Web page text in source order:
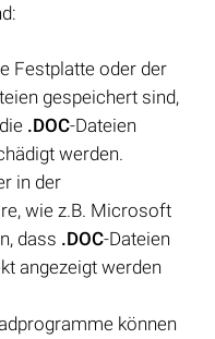
Festplatte oder der
gespeichert sind,
.DOC-Dateien
werden.
in der
wie z.B. Microsoft
dass .DOC-Dateien
angezeigt werden
können